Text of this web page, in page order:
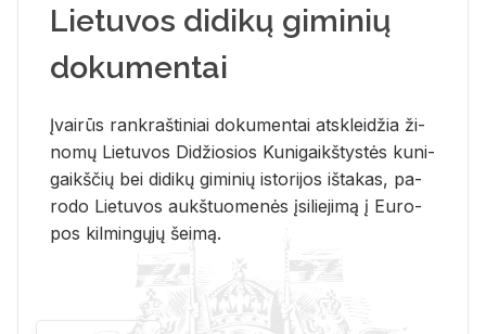
Lietuvos didikų giminių
dokumentai
Įvai­rūs rank­raš­ti­niai do­ku­men­tai at­sklei­džia ži­
no­mų Lie­tu­vos Di­džio­sios Ku­ni­gaikš­tys­tės ku­ni­
gaikš­čių bei di­di­kų gi­mi­nių is­to­ri­jos iš­ta­kas, pa­
ro­do Lie­tu­vos aukš­tuo­me­nės įsi­lie­ji­mą į Eu­ro­
pos kil­min­gų­jų šei­mą.